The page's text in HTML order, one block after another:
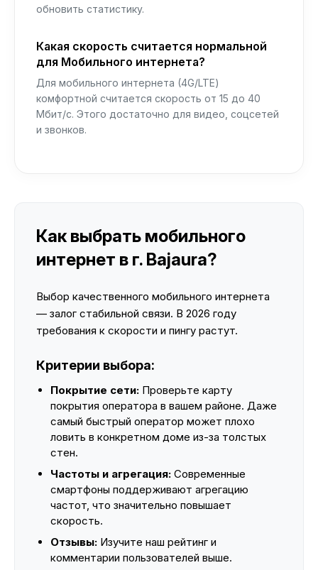
обновить статистику.
Какая скорость считается нормальной
для Мобильного интернета?
Для мобильного интернета (4G/LTE)
комфортной считается скорость от 15 до 40
Мбит/с. Этого достаточно для видео, соцсетей
и звонков.
Как выбрать мобильного
интернет в г. Bajaura?
Выбор качественного мобильного интернета
— залог стабильной связи. В 2026 году
требования к скорости и пингу растут.
Критерии выбора:
Покрытие сети: Проверьте карту
покрытия оператора в вашем районе. Даже
самый быстрый оператор может плохо
ловить в конкретном доме из-за толстых
стен.
Частоты и агрегация: Современные
смартфоны поддерживают агрегацию
частот, что значительно повышает
скорость.
Отзывы: Изучите наш рейтинг и
комментарии пользователей выше.